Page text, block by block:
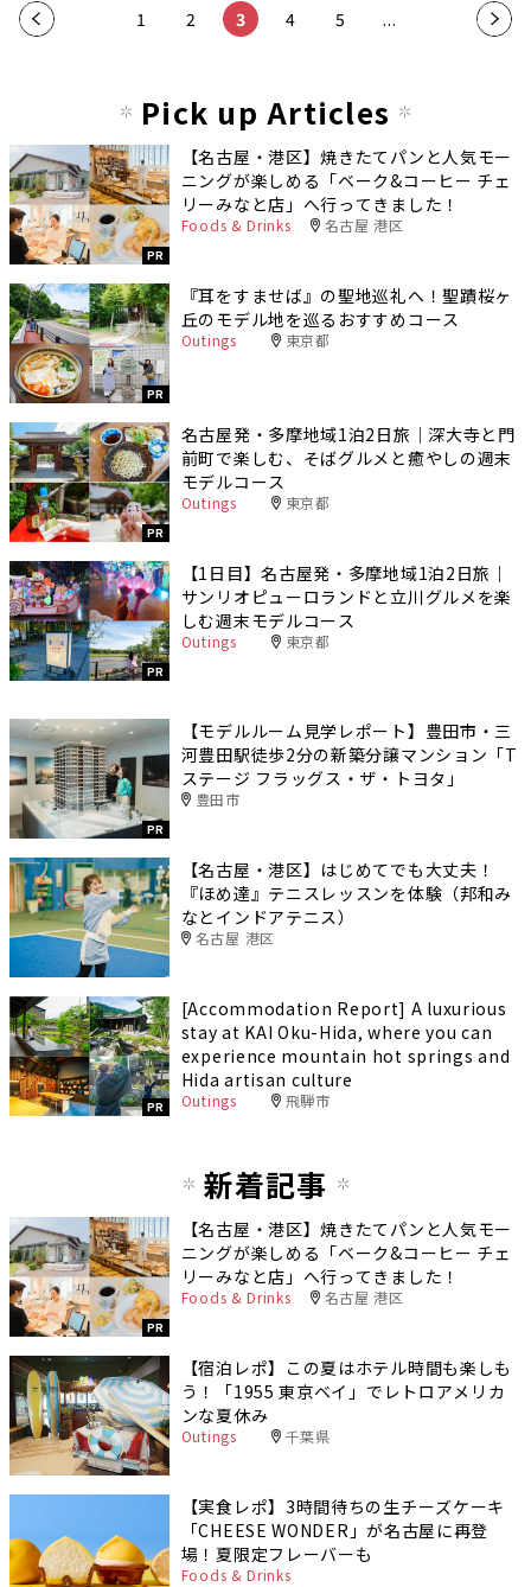
« 1 2 3 4 5 ... »
Pick up Articles
PR
【名古屋・港区】焼きたてパンと人気モー
ニングが楽しめる「ベーク&コーヒー チェ
リーみなと店」へ行ってきました！
Foods & Drinks 名古屋 港区
PR
『耳をすませば』の聖地巡礼へ！聖蹟桜ヶ
丘のモデル地を巡るおすすめコース
Outings 東京都
PR
名古屋発・多摩地域1泊2日旅｜深大寺と門
前町で楽しむ、そばグルメと癒やしの週末
モデルコース
Outings 東京都
PR
【1日目】名古屋発・多摩地域1泊2日旅｜
サンリオピューロランドと立川グルメを楽
しむ週末モデルコース
Outings 東京都
PR
【モデルルーム見学レポート】豊田市・三
河豊田駅徒歩2分の新築分譲マンション「T
ステージ フラッグス・ザ・トヨタ」
豊田市
【名古屋・港区】はじめてでも大丈夫！
『ほめ達』テニスレッスンを体験（邦和み
なとインドアテニス）
名古屋 港区
PR
[Accommodation Report] A luxurious
stay at KAI Oku-Hida, where you can
experience mountain hot springs and
Hida artisan culture
Outings 飛騨市
新着記事
PR
【名古屋・港区】焼きたてパンと人気モー
ニングが楽しめる「ベーク&コーヒー チェ
リーみなと店」へ行ってきました！
Foods & Drinks 名古屋 港区
【宿泊レポ】この夏はホテル時間も楽しも
う！「1955 東京ベイ」でレトロアメリカ
ンな夏休み
Outings 千葉県
【実食レポ】3時間待ちの生チーズケーキ
「CHEESE WONDER」が名古屋に再登
場！夏限定フレーバーも
Foods & Drinks